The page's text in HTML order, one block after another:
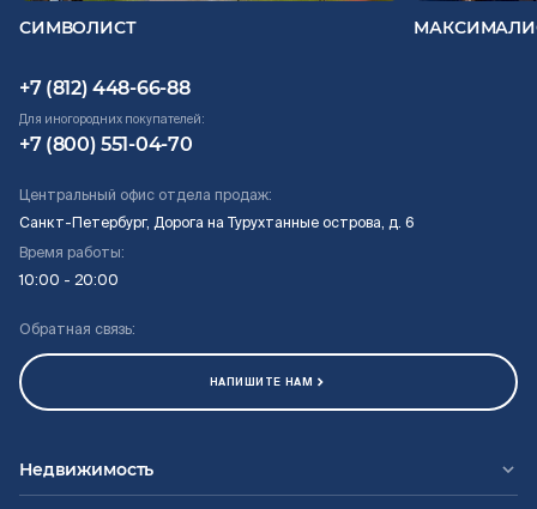
СИМВОЛИСТ
+7 (812) 448-66-88
Для иногородних покупателей:
+7 (800) 551-04-70
Центральный офис отдела продаж:
Санкт-Петербург, Дорога на Турухтанные острова, д. 6
Время работы:
10:00 - 20:00
Обратная связь:
НАПИШИТЕ НАМ
Недвижимость